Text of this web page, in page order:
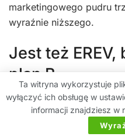
marketingowego pudru
wyraźnie niższego.
Jest też
plan B
XPeng zgłosił również
extenderem. Tu pojawia
, które nie napędza
Ta witryna wykorzystuje
wyłączyć ich obsługę w
informacji znajdziesz w